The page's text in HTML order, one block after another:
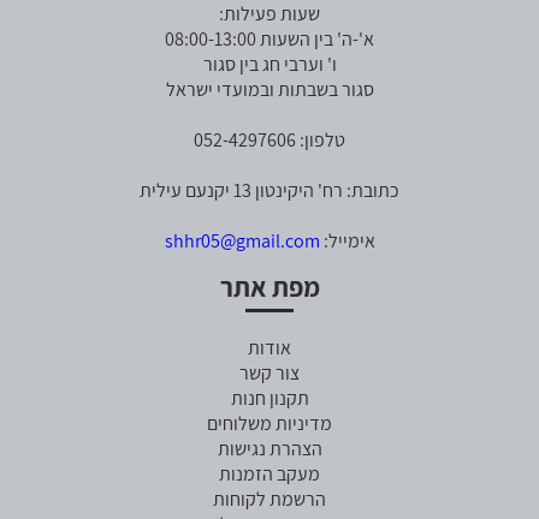
שעות פעילות:
א'-ה' בין השעות 08:00-13:00
ו' וערבי חג בין סגור
סגור בשבתות ובמועדי ישראל
טלפון: 052-4297606
כתובת: רח' היקינטון 13 יקנעם עילית
אימייל: shhr05@gmail.com
מפת אתר
אודות
צור קשר
תקנון חנות
מדיניות משלוחים
הצהרת נגישות
מעקב הזמנות
הרשמת לקוחות